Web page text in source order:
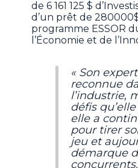
de 6 161 125 $
d’un prêt de
programme ESSOR
l’Économie et de
« Son
reconnue
l’industrie,
défis
elle a
pour tirer
jeu et
démarque
concurrents.